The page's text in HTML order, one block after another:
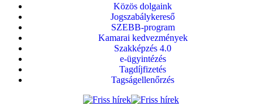
Közös dolgaink
Jogszabálykereső
SZEBB-program
Kamarai kedvezmények
Szakképzés 4.0
e-ügyintézés
Tagdíjfizetés
Tagságellenőrzés